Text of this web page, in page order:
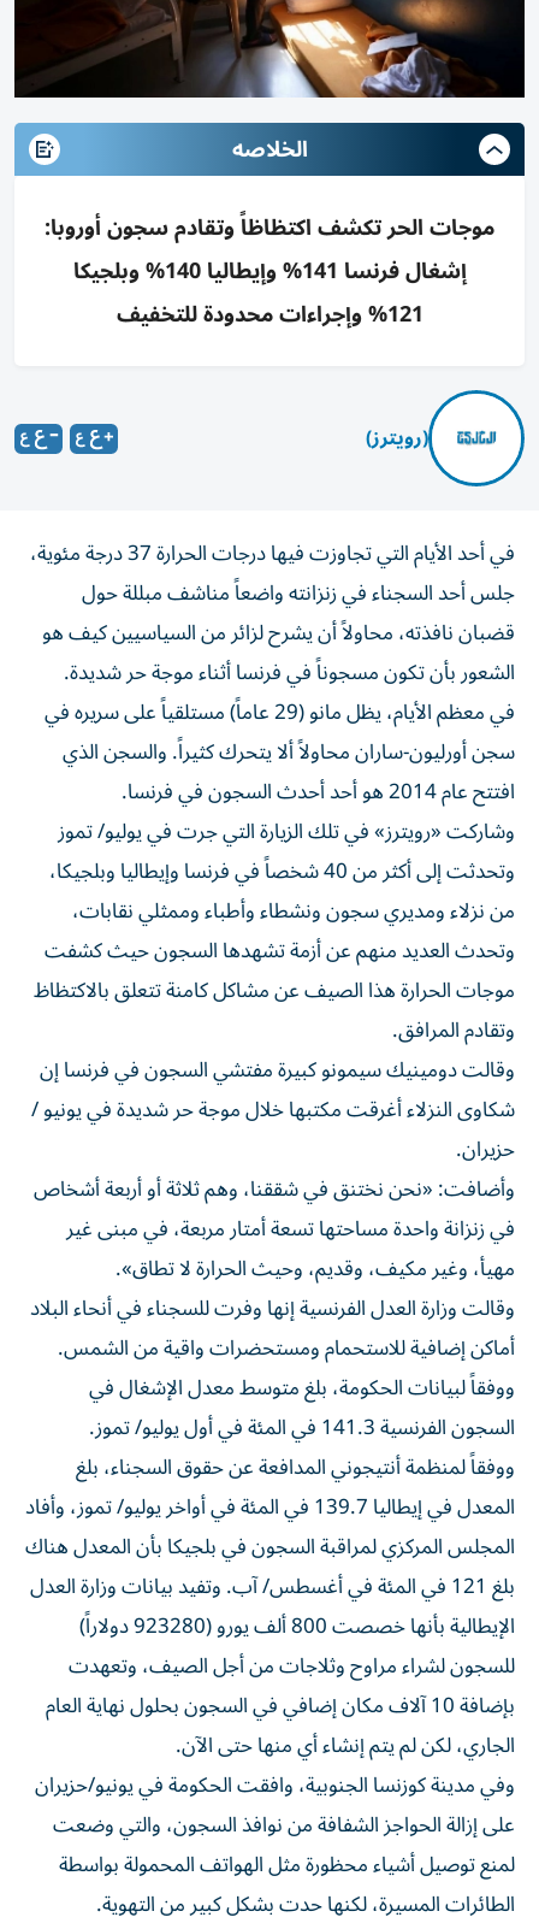
الخلاصه
موجات الحر تكشف اكتظاظاً وتقادم سجون أوروبا:
إشغال فرنسا 141% وإيطاليا 140% وبلجيكا
121% وإجراءات محدودة للتخفيف
(رويترز)
في أحد الأيام التي تجاوزت فيها درجات الحرارة 37 درجة مئوية،
جلس أحد السجناء في زنزانته واضعاً مناشف مبللة حول
قضبان نافذته، محاولاً أن يشرح ‌لزائر من السياسيين كيف هو
الشعور بأن تكون مسجوناً في فرنسا أثناء موجة ​حر شديدة.
في ⁠معظم الأيام، يظل مانو (29 عاماً) مستلقياً على سريره ‌في
سجن أورليون-ساران محاولاً ألا ‌يتحرك كثيراً. والسجن الذي
افتتح عام 2014 هو أحد أحدث السجون في فرنسا.
وشاركت «رويترز» في تلك الزيارة التي جرت في يوليو/ تموز
وتحدثت إلى أكثر من 40 ‌شخصاً في فرنسا وإيطاليا وبلجيكا،
من نزلاء ومديري سجون ونشطاء وأطباء وممثلي نقابات،
⁠وتحدث العديد منهم عن أزمة تشهدها السجون حيث كشفت
موجات الحرارة هذا الصيف عن مشاكل كامنة تتعلق بالاكتظاظ
وتقادم المرافق.
وقالت دومينيك سيمونو كبيرة مفتشي السجون في فرنسا إن
شكاوى النزلاء أغرقت مكتبها خلال موجة حر شديدة في يونيو /
حزيران.
وأضافت: «نحن نختنق في شققنا، وهم ثلاثة أو أربعة أشخاص
في زنزانة واحدة مساحتها ​تسعة أمتار مربعة، في مبنى غير
مهيأ، وغير مكيف، وقديم، وحيث الحرارة ‌لا تطاق».
وقالت وزارة العدل الفرنسية إنها وفرت للسجناء في أنحاء البلاد
أماكن إضافية للاستحمام ومستحضرات واقية من الشمس.
ووفقاً لبيانات الحكومة، بلغ متوسط معدل الإشغال في
⁠السجون الفرنسية 141.3 في المئة في أول يوليو/ تموز.
ووفقاً لمنظمة أنتيجوني المدافعة عن حقوق السجناء، بلغ
المعدل في إيطاليا 139.7 في المئة في أواخر يوليو/ تموز، وأفاد
المجلس المركزي لمراقبة السجون ​في بلجيكا ‌بأن المعدل هناك
بلغ 121 في المئة في أغسطس/ آب. وتفيد بيانات وزارة العدل
الإيطالية بأنها خصصت 800 ألف يورو (923280 دولاراً)
للسجون لشراء مراوح وثلاجات من أجل الصيف، وتعهدت
بإضافة 10 آلاف مكان إضافي في السجون بحلول نهاية العام
الجاري، لكن لم ‌يتم إنشاء ‌أي منها حتى الآن.
وفي مدينة كوزنسا ⁠الجنوبية، وافقت الحكومة في يونيو/حزيران
على إزالة الحواجز الشفافة من ‌نوافذ السجون، والتي وضعت
لمنع توصيل أشياء محظورة مثل الهواتف المحمولة بواسطة
الطائرات المسيرة، لكنها حدت بشكل كبير من التهوية.